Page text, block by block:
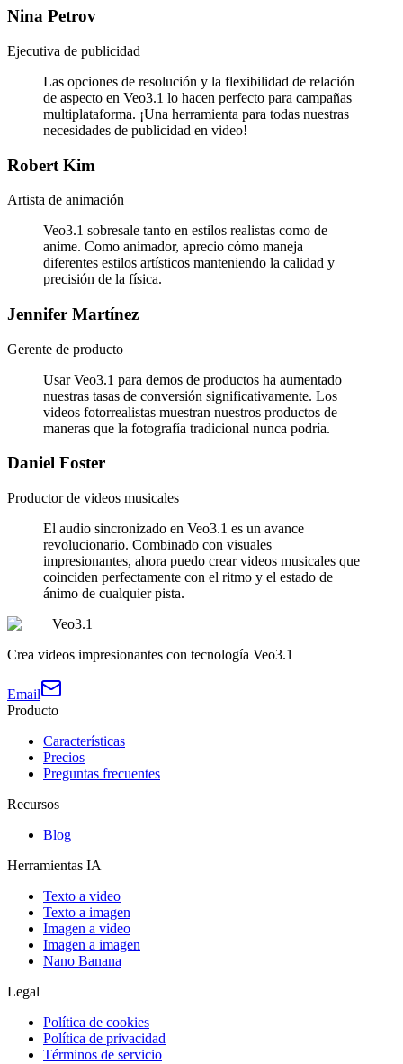
Nina Petrov
Ejecutiva de publicidad
Las opciones de resolución y la flexibilidad de relación
de aspecto en Veo3.1 lo hacen perfecto para campañas
multiplataforma. ¡Una herramienta para todas nuestras
necesidades de publicidad en video!
Robert Kim
Artista de animación
Veo3.1 sobresale tanto en estilos realistas como de
anime. Como animador, aprecio cómo maneja
diferentes estilos artísticos manteniendo la calidad y
precisión de la física.
Jennifer Martínez
Gerente de producto
Usar Veo3.1 para demos de productos ha aumentado
nuestras tasas de conversión significativamente. Los
videos fotorrealistas muestran nuestros productos de
maneras que la fotografía tradicional nunca podría.
Daniel Foster
Productor de videos musicales
El audio sincronizado en Veo3.1 es un avance
revolucionario. Combinado con visuales
impresionantes, ahora puedo crear videos musicales que
coinciden perfectamente con el ritmo y el estado de
ánimo de cualquier pista.
Veo3.1
Crea videos impresionantes con tecnología Veo3.1
Email
Producto
Características
Precios
Preguntas frecuentes
Recursos
Blog
Herramientas IA
Texto a video
Texto a imagen
Imagen a video
Imagen a imagen
Nano Banana
Legal
Política de cookies
Política de privacidad
Términos de servicio